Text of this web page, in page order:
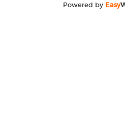
Powered by Easy